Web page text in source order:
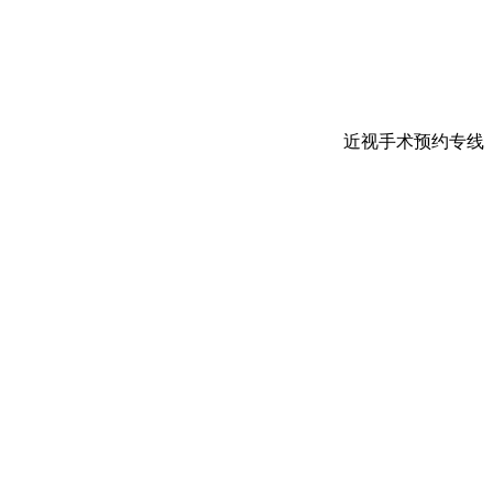
近视手术预约专线